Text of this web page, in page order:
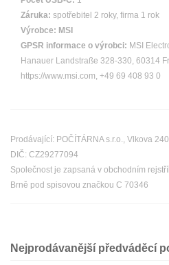
Záruka: spotřebitel 2 roky, firma 1 rok
Výrobce: MSI
GPSR informace o výrobci: MSI
Hanauer Landstraße 328-330, 60314
https://www.msi.com, +49 69 408 93 0
Prodávající: POČÍTÁRNA s.r.o., Vlkova
DIČ: CZ29277094
Společnost je zapsaná v obchodním
Brně pod spisovou značkou C 70346
Nejprodávanější předváděcí